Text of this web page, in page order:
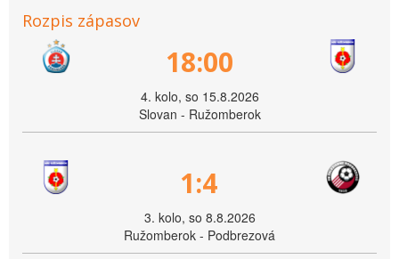
Rozpis zápasov
18:00
4. kolo, so 15.8.2026
Slovan - Ružomberok
1:4
3. kolo, so 8.8.2026
Ružomberok - Podbrezová